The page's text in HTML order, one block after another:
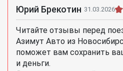
Юрий Брекотин 31.03.2026
Читайте отзывы перед
Азимут Авто из
поможет вам сохранить
и деньги.